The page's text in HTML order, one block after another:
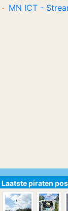
MN ICT -
Laatste piraten